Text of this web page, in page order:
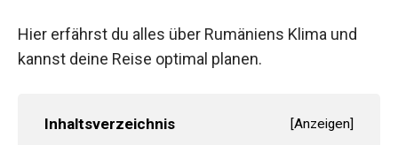
Hier erfährst du alles über Rumäniens Klima und
kannst deine Reise optimal planen.
Inhaltsverzeichnis [Anzeigen]